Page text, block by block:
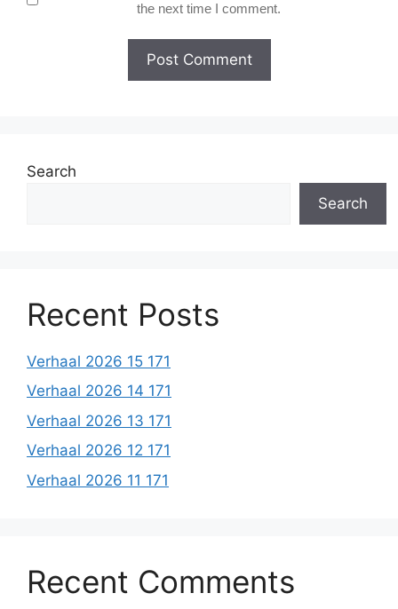
the next time I comment.
Search
Search
Recent Posts
Verhaal 2026 15 171
Verhaal 2026 14 171
Verhaal 2026 13 171
Verhaal 2026 12 171
Verhaal 2026 11 171
Recent Comments